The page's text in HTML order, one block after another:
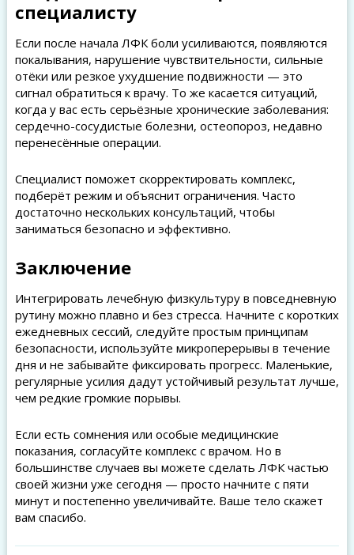
специалисту
Если после начала ЛФК боли усиливаются, появляются
покалывания, нарушение чувствительности, сильные
отёки или резкое ухудшение подвижности — это
сигнал обратиться к врачу. То же касается ситуаций,
когда у вас есть серьёзные хронические заболевания:
сердечно-сосудистые болезни, остеопороз, недавно
перенесённые операции.
Специалист поможет скорректировать комплекс,
подберёт режим и объяснит ограничения. Часто
достаточно нескольких консультаций, чтобы
заниматься безопасно и эффективно.
Заключение
Интегрировать лечебную физкультуру в повседневную
рутину можно плавно и без стресса. Начните с коротких
ежедневных сессий, следуйте простым принципам
безопасности, используйте микроперерывы в течение
дня и не забывайте фиксировать прогресс. Маленькие,
регулярные усилия дадут устойчивый результат лучше,
чем редкие громкие порывы.
Если есть сомнения или особые медицинские
показания, согласуйте комплекс с врачом. Но в
большинстве случаев вы можете сделать ЛФК частью
своей жизни уже сегодня — просто начните с пяти
минут и постепенно увеличивайте. Ваше тело скажет
вам спасибо.